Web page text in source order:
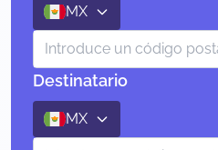
MX
Destinatario
MX